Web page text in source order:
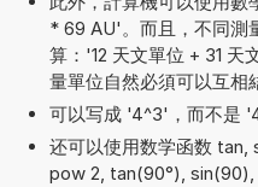
* 69 AU'。而且，不同測
算：'12 天文單位 + 31
量單位自然必須可以互相
可以写成 '4^3'，而不是
还可以使用数学函数
pow 2, tan(90°),